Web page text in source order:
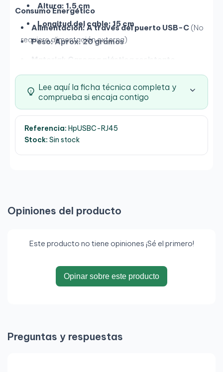
Altura: 1,5 cm
Longitud del cable: 15 cm
Peso: Aprox. 20 gramos
Material:
Carcasa plástica resistente
Color:Negro con detalles en gris HP
Consumo Energético
Alimentación: A través del puerto USB-C (No
requiere alimentación externa)
Lee aquí la ficha técnica completa y
comprueba si encaja contigo
Referencia: HpUSBC-RJ45
Stock: Sin stock
Opiniones del producto
Este producto no tiene opiniones ¡Sé el primero!
Opinar sobre este producto
Preguntas y respuestas